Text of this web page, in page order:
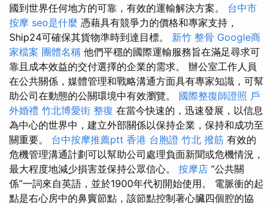
國到世界任何地方的可靠，有效的運輸解決方案。 台中市
按摩 seo是什麼 憑藉具有競爭力的價格和專家支持，
Ship24可確保其貨物準時到達目標。 新竹 整骨 Google商
家檔案 團體名稱 他們平穩的國際運輸服務旨在滿足尋求可
靠且成本效益的交付選擇的企業的需求。 辦公室工作人員
在公共關係，媒體管理和戰略溝通方面具有專家知識，可幫
助公司在動態的公關環境中有效瀏覽。 國際整復師證照 戶
外婚禮 竹北博愛街 整復 在當今快速的，迅速發展，以信息
為中心的世界中，建立外部關係以保持企業，保持和成功至
關重要。 台中按摩推薦ptt 香港 台胞證 竹北 撥筋 有效的
危機管理溝通計劃可以幫助公司處理負面新聞或危機情況，
最大程度地減少損害並保持公眾信心。 按摩店 “公共關
係”一詞來自英語，並於1900年代初開始使用。 電脈衝的起
點是右心房中的鼻竇節點，該節點控制著心臟四個腔的協